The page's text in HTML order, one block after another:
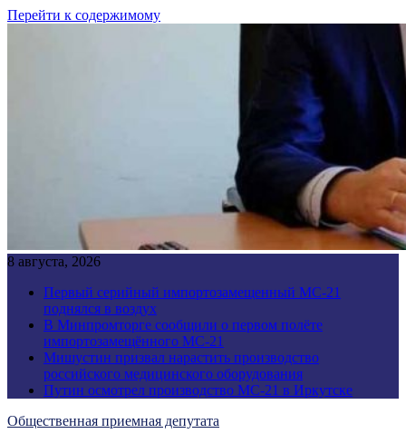
Перейти к содержимому
8 августа, 2026
Первый серийный импортозамещенный МС-21
поднялся в воздух
В Минпромторге сообщили о первом полёте
импортозамещённого МС-21
Мишустин призвал нарастить производство
российского медицинского оборудования
Путин осмотрел производство МС-21 в Иркутске
Общественная приемная депутата